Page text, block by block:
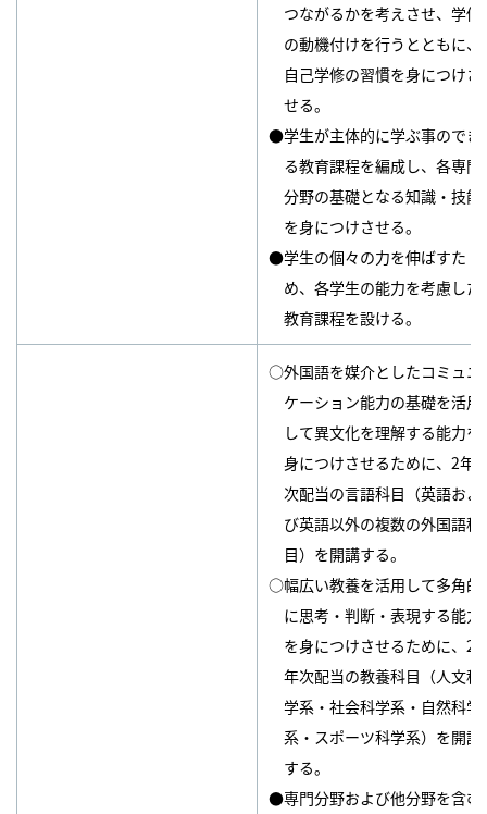
つながるかを考えさせ、学修
の動機付けを行うとともに、
自己学修の習慣を身につけさ
せる。
●学生が主体的に学ぶ事のでき
る教育課程を編成し、各専門
分野の基礎となる知識・技能
を身につけさせる。
●学生の個々の力を伸ばすた
め、各学生の能力を考慮した
教育課程を設ける。
○外国語を媒介としたコミュニ
ケーション能力の基礎を活用
して異文化を理解する能力を
身につけさせるために、2年
次配当の言語科目（英語およ
び英語以外の複数の外国語科
目）を開講する。
○幅広い教養を活用して多角的
に思考・判断・表現する能力
を身につけさせるために、2
年次配当の教養科目（人文科
学系・社会科学系・自然科学
系・スポーツ科学系）を開講
する。
●専門分野および他分野を含む